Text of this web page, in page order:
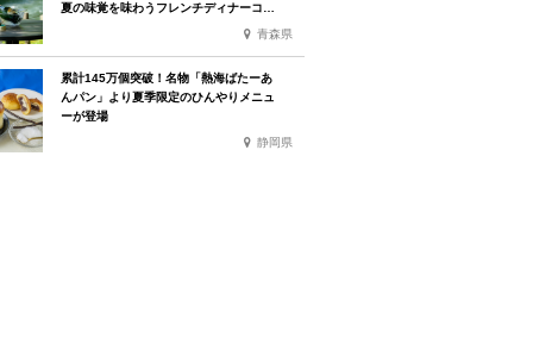
夏の味覚を味わうフレンチディナーコー
青森県
累計145万個突破！名物「熱海ばたーあ
んパン」より夏季限定のひんやりメニュ
ーが登場
静岡県